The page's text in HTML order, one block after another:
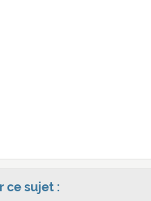
ce sujet :